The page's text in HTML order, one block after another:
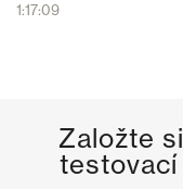
1:17:09
Založte